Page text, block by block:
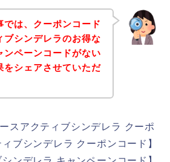
では、クーポンコード
ブシンデレラのお得な
ンペーンコードがない
をシェアさせていただ
スアクティブシンデレラ クーポ
ブシンデレラ クーポンコード】